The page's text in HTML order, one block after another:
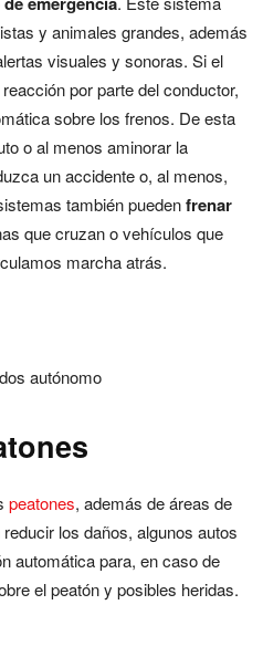
y animales grandes, además
visuales y sonoras. Si el
por parte del conductor,
sobre los frenos. De esta
o al menos aminorar la
un accidente o, al menos,
también puedenfrenar
que cruzan o vehículos que
marcha atrás.
autónomo
peatones, además de áreas de
los daños, algunos autos
automática para, en caso de
el peatón y posibles heridas.